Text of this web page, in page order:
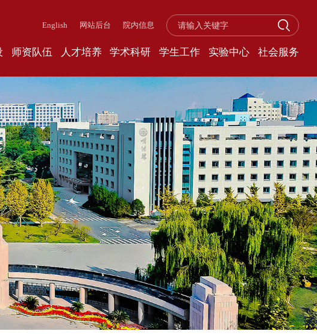
English 网站后台 院内信息
师资队伍 人才培养 学术科研 学生工作 实验中心 社会服务